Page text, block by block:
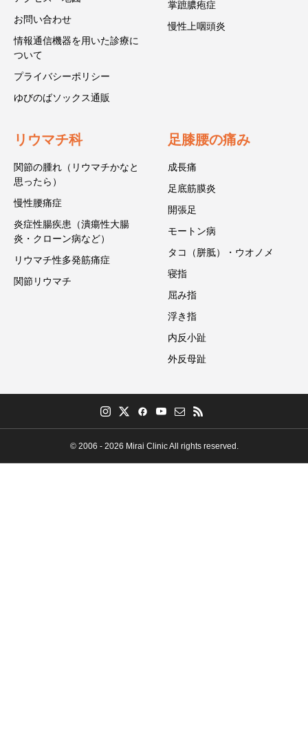
お問い合わせ
情報通信機器を用いた診療に
ついて
プライバシーポリシー
ゆびのばソックス通販
掌蹠膿疱症
慢性上咽頭炎
リウマチ科
関節の腫れ（リウマチかなと
思ったら）
慢性腰痛症
炎症性腸疾患（潰瘍性大腸
炎・クローン病など）
リウマチ性多発筋痛症
関節リウマチ
足膝腰の痛み
成長痛
足底筋膜炎
開張足
モートン病
タコ（胼胝）・ウオノメ
寝指
屈み指
浮き指
内反小趾
外反母趾
© 2006 - 2026 Mirai Clinic All rights reserved.